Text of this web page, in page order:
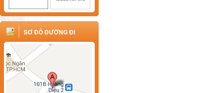
SƠ ĐỒ ĐƯỜNG ĐI